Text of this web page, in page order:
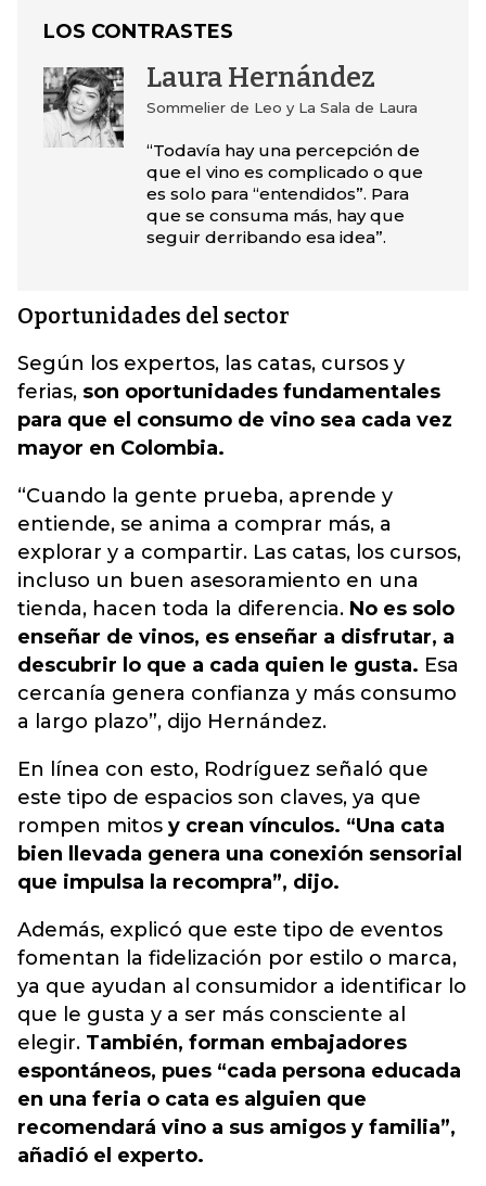
LOS CONTRASTES
Laura Hernández
Sommelier de Leo y La Sala de Laura
“Todavía hay una percepción de
que el vino es complicado o que
es solo para “entendidos”. Para
que se consuma más, hay que
seguir derribando esa idea”.
Oportunidades del sector
Según los expertos, las catas, cursos y
ferias, son oportunidades fundamentales
para que el consumo de vino sea cada vez
mayor en Colombia.
“Cuando la gente prueba, aprende y
entiende, se anima a comprar más, a
explorar y a compartir. Las catas, los cursos,
incluso un buen asesoramiento en una
tienda, hacen toda la diferencia. No es solo
enseñar de vinos, es enseñar a disfrutar, a
descubrir lo que a cada quien le gusta. Esa
cercanía genera confianza y más consumo
a largo plazo”, dijo Hernández.
En línea con esto, Rodríguez señaló que
este tipo de espacios son claves, ya que
rompen mitos y crean vínculos. “Una cata
bien llevada genera una conexión sensorial
que impulsa la recompra”, dijo.
Además, explicó que este tipo de eventos
fomentan la fidelización por estilo o marca,
ya que ayudan al consumidor a identificar lo
que le gusta y a ser más consciente al
elegir. También, forman embajadores
espontáneos, pues “cada persona educada
en una feria o cata es alguien que
recomendará vino a sus amigos y familia”,
añadió el experto.